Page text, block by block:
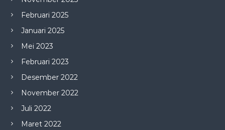
Februari 2025
Januari 2025
Mei 2023
Februari 2023
Desember 2022
November 2022
Juli 2022
Maret 2022